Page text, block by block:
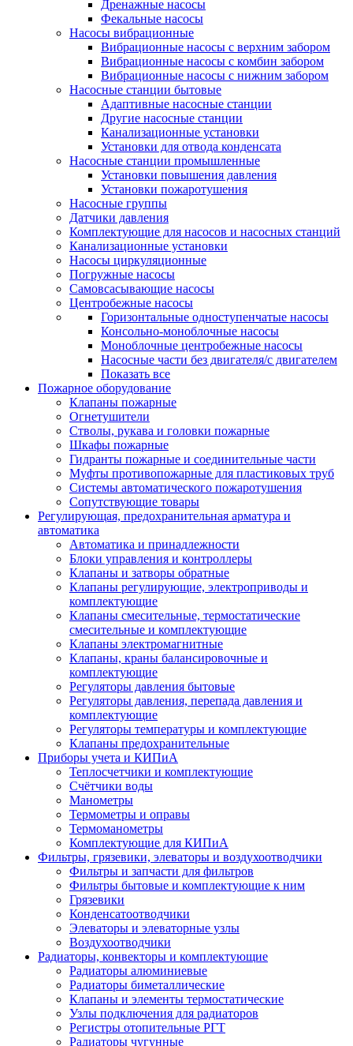
Дренажные насосы
Фекальные насосы
Насосы вибрационные
Вибрационные насосы с верхним забором
Вибрационные насосы с комбин забором
Вибрационные насосы с нижним забором
Насосные станции бытовые
Адаптивные насосные станции
Другие насосные станции
Канализационные установки
Установки для отвода конденсата
Насосные станции промышленные
Установки повышения давления
Установки пожаротушения
Насосные группы
Датчики давления
Комплектующие для насосов и насосных станций
Канализационные установки
Насосы циркуляционные
Погружные насосы
Самовсасывающие насосы
Центробежные насосы
Горизонтальные одноступенчатые насосы
Консольно-моноблочные насосы
Моноблочные центробежные насосы
Насосные части без двигателя/с двигателем
Показать все
Пожарное оборудование
Клапаны пожарные
Огнетушители
Стволы, рукава и головки пожарные
Шкафы пожарные
Гидранты пожарные и соединительные части
Муфты противопожарные для пластиковых труб
Системы автоматического пожаротушения
Сопутствующие товары
Регулирующая, предохранительная арматура и
автоматика
Автоматика и принадлежности
Блоки управления и контроллеры
Клапаны и затворы обратные
Клапаны регулирующие, электроприводы и
комплектующие
Клапаны смесительные, термостатические
смесительные и комплектующие
Клапаны электромагнитные
Клапаны, краны балансировочные и
комплектующие
Регуляторы давления бытовые
Регуляторы давления, перепада давления и
комплектующие
Регуляторы температуры и комплектующие
Клапаны предохранительные
Приборы учета и КИПиА
Теплосчетчики и комплектующие
Счётчики воды
Манометры
Термометры и оправы
Термоманометры
Комплектующие для КИПиА
Фильтры, грязевики, элеваторы и воздухоотводчики
Фильтры и запчасти для фильтров
Фильтры бытовые и комплектующие к ним
Грязевики
Конденсатоотводчики
Элеваторы и элеваторные узлы
Воздухоотводчики
Радиаторы, конвекторы и комплектующие
Радиаторы алюминиевые
Радиаторы биметаллические
Клапаны и элементы термостатические
Узлы подключения для радиаторов
Регистры отопительные РГТ
Радиаторы чугунные